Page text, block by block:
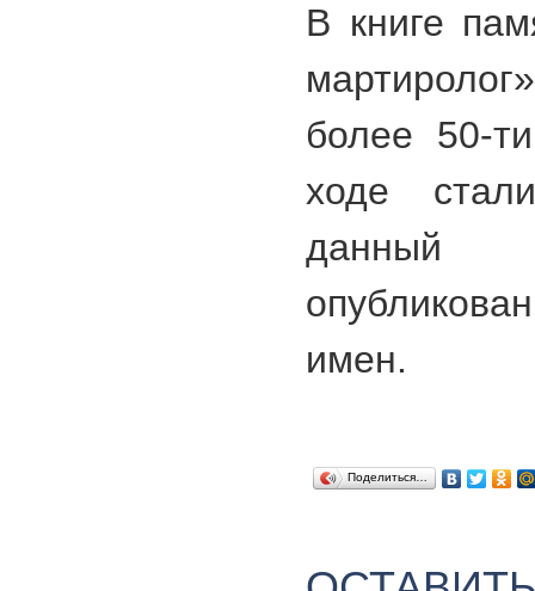
В книге
более 50-
ходе
имен.
Поделиться…